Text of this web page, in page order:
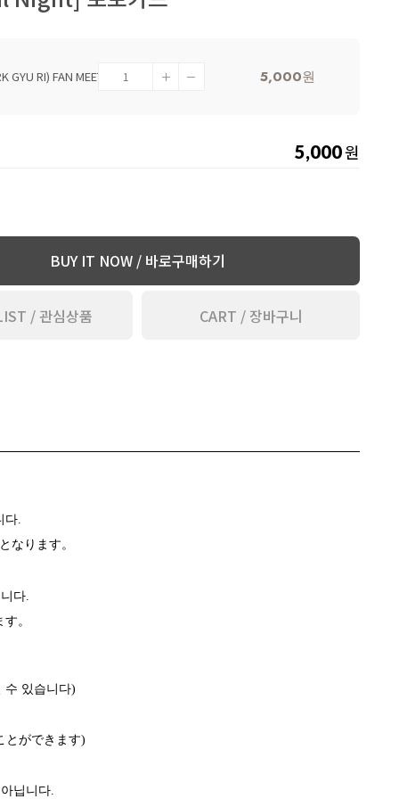
5,000원
5,000원
BUY IT NOW / 바로구매하기
/ 관심상품 CART / 장바구니
다.
なります。
다.
。
수 있습니다)
とができます)
닙니다.